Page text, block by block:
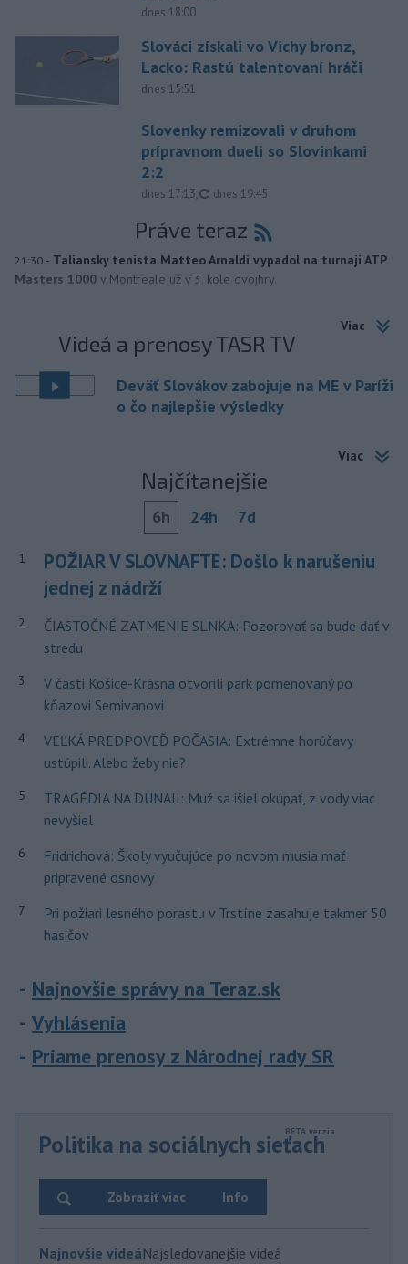
dnes 18:00
Slováci získali vo Vichy bronz,
Lacko: Rastú talentovaní hráči
dnes 15:51
Slovenky remizovali v druhom
prípravnom dueli so Slovinkami
2:2
dnes 17:13, aktualizované
dnes 19:45
Práve teraz
21:30 - Taliansky tenista Matteo Arnaldi vypadol na turnaji ATP
Masters 1000 v Montreale už v 3. kole dvojhry.
Viac
Videá a prenosy TASR TV
Deväť Slovákov zabojuje na ME v Paríži
o čo najlepšie výsledky
Viac
Najčítanejšie
6h 24h 7d
1
POŽIAR V SLOVNAFTE: Došlo k narušeniu
jednej z nádrží
2
ČIASTOČNÉ ZATMENIE SLNKA: Pozorovať sa bude dať v
stredu
3
V časti Košice-Krásna otvorili park pomenovaný po
kňazovi Semivanovi
4
VEĽKÁ PREDPOVEĎ POČASIA: Extrémne horúčavy
ustúpili. Alebo žeby nie?
5
TRAGÉDIA NA DUNAJI: Muž sa išiel okúpať, z vody viac
nevyšiel
6
Fridrichová: Školy vyučujúce po novom musia mať
pripravené osnovy
7
Pri požiari lesného porastu v Trstíne zasahuje takmer 50
hasičov
Najnovšie správy na Teraz.sk
Vyhlásenia
Priame prenosy z Národnej rady SR
Politika na sociálnych sieťach
Info
Zobraziť viac
Najnovšie videáNajsledovanejšie videá